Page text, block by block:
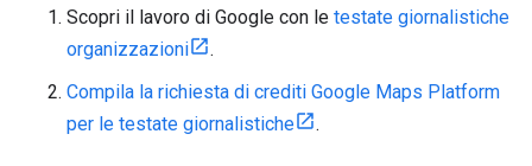
Scopri il lavoro di Google con le testate giornalistiche
organizzazioni
.
Compila la richiesta di crediti Google Maps Platform
per le testate giornalistiche
.